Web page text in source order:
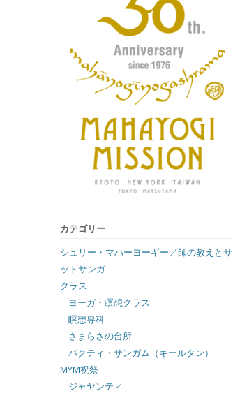
カテゴリー
シュリー・マハーヨーギー／師の教えとサ
ットサンガ
クラス
ヨーガ・瞑想クラス
瞑想専科
さまらさの台所
バクティ・サンガム（キールタン）
MYM祝祭
ジャヤンティ